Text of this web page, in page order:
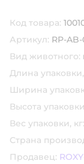
Код товара:
Артикул: RP-AB-
Вид животного:
Длина
Ширина
Высота
Вес упаковки, кг:
Страна
Продавец: